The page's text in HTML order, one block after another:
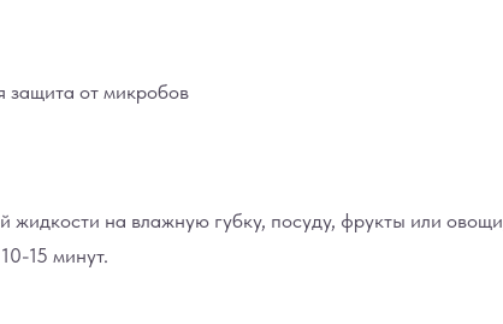
защита от микробов
на влажную губку, посуду, фрукты или
15 минут.